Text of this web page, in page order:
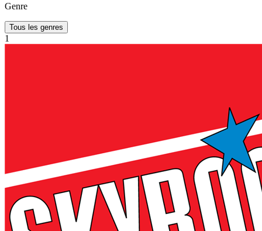
Genre
Tous les genres
1